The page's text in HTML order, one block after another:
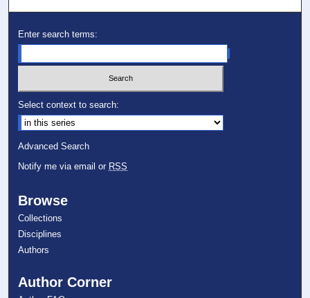
Enter search terms:
Select context to search:
Advanced Search
Notify me via email or RSS
Browse
Collections
Disciplines
Authors
Author Corner